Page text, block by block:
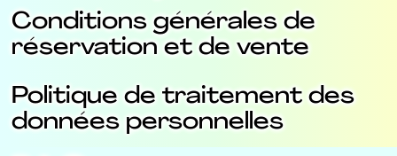
Conditions générales de
réservation et de vente
Politique de traitement des
données personnelles